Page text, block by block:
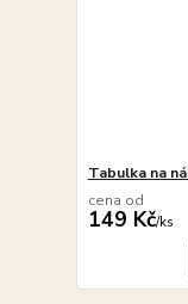
Tabulka na
cena od
149 Kč/ks